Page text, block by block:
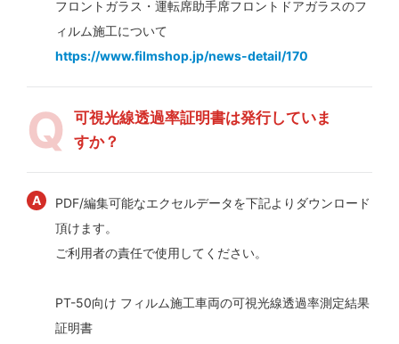
フロントガラス・運転席助手席フロントドアガラスのフ
ィルム施工について
https://www.filmshop.jp/news-detail/170
可視光線透過率証明書は発行していま
すか？
PDF/編集可能なエクセルデータを下記よりダウンロード
頂けます。
ご利用者の責任で使用してください。
PT-50向け フィルム施工車両の可視光線透過率測定結果
証明書